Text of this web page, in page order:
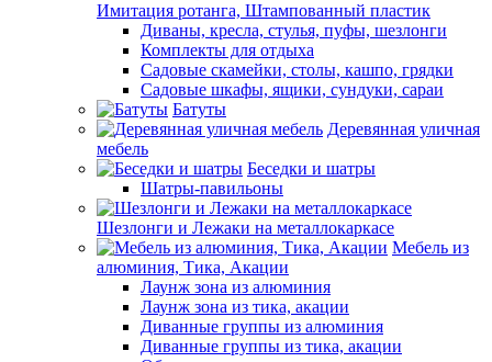
Имитация ротанга, Штампованный пластик
Диваны, кресла, стулья, пуфы, шезлонги
Комплекты для отдыха
Садовые скамейки, столы, кашпо, грядки
Садовые шкафы, ящики, сундуки, сараи
Батуты
Деревянная уличная
мебель
Беседки и шатры
Шатры-павильоны
Шезлонги и Лежаки на металлокаркасе
Мебель из
алюминия, Тика, Акации
Лаунж зона из алюминия
Лаунж зона из тика, акации
Диванные группы из алюминия
Диванные группы из тика, акации